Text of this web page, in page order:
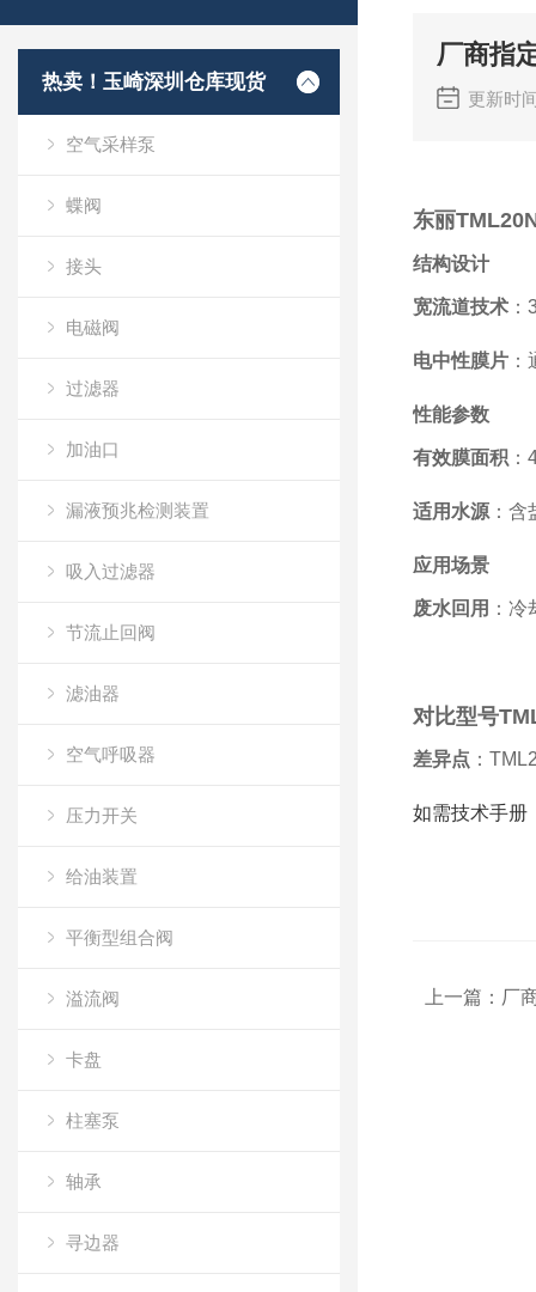
热卖！玉崎深圳仓库现货
空气采样泵
蝶阀
接头
电磁阀
过滤器
加油口
漏液预兆检测装置
吸入过滤器
节流止回阀
滤油器
空气呼吸器
压力开关
给油装置
平衡型组合阀
溢流阀
卡盘
柱塞泵
轴承
寻边器
厂商指
更新时
东丽
结构设计
宽流道技术：
电中性膜片：
性能参数
有效膜面积：
适用水源：含
应用场景
废水回用 ：
对比型号
差异点 ：
如需技术手册
上一篇： 厂